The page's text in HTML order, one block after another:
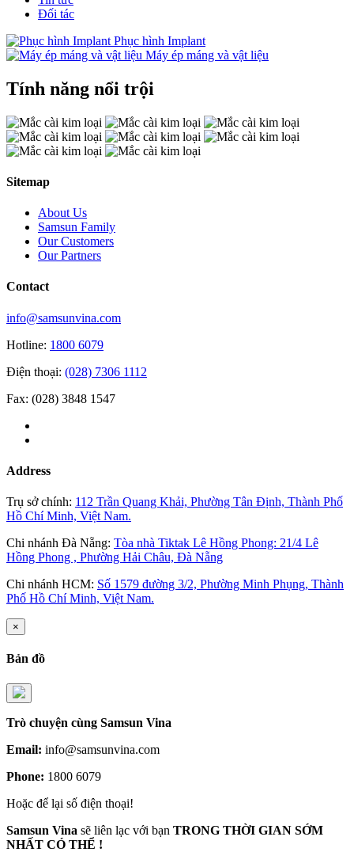
Đối tác
Phục hình Implant
Máy ép máng và vật liệu
Tính năng nổi trội
Sitemap
About Us
Samsun Family
Our Customers
Our Partners
Contact
info@samsunvina.com
Hotline: 1800 6079
Điện thoại: (028) 7306 1112
Fax: (028) 3848 1547
Address
Trụ sở chính: 112 Trần Quang Khải, Phường Tân Định, Thành Phố
Hồ Chí Minh, Việt Nam.
Chi nhánh Đà Nẵng: Tòa nhà Tiktak Lê Hồng Phong: 21/4 Lê
Hồng Phong , Phường Hải Châu, Đà Nẵng
Chi nhánh HCM: Số 1579 đường 3/2, Phường Minh Phụng, Thành
Phố Hồ Chí Minh, Việt Nam.
×
Bản đồ
Trò chuyện cùng Samsun Vina
Email: info@samsunvina.com
Phone: 1800 6079
Hoặc để lại số điện thoại!
Samsun Vina sẽ liên lạc với bạn TRONG THỜI GIAN SỚM
NHẤT CÓ THỂ !